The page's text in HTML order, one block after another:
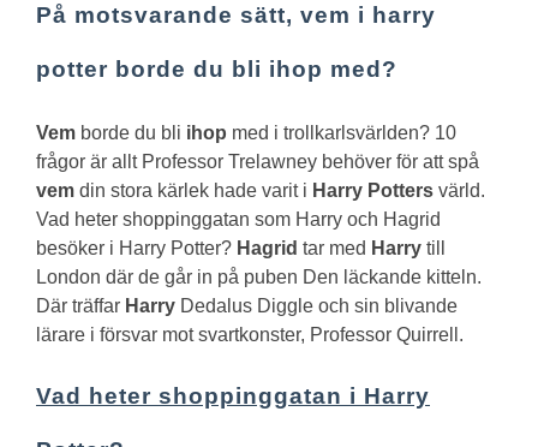
På motsvarande sätt, vem i harry
potter borde du bli ihop med?
Vem borde du bli ihop med i trollkarlsvärlden? 10
frågor är allt Professor Trelawney behöver för att spå
vem din stora kärlek hade varit i Harry Potters värld.
Vad heter shoppinggatan som Harry och Hagrid
besöker i Harry Potter? Hagrid tar med Harry till
London där de går in på puben Den läckande kitteln.
Där träffar Harry Dedalus Diggle och sin blivande
lärare i försvar mot svartkonster, Professor Quirrell.
Vad heter shoppinggatan i Harry